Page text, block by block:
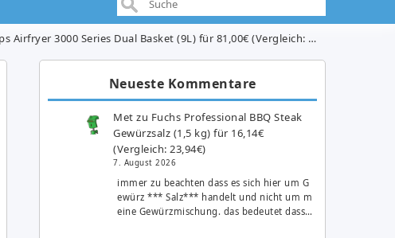
Airfryer 3000 Series Dual Basket (9L) für 81,00€ (Vergleich: 109,99€)
Neueste Kommentare
Met zu Fuchs Professional BBQ Steak
Gewürzsalz (1,5 kg) für 16,14€
(Vergleich: 23,94€)
7. August 2026
immer zu beachten dass es sich hier um G
ewürz *** Salz*** handelt und nicht um m
eine Gewürzmischung. das bedeutet dass…